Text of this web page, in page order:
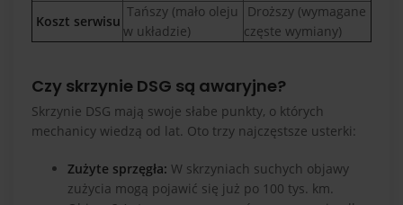
Koszt serwisu
Tańszy (mało oleju
w układzie)
Droższy (wymagane
częste wymiany)
Czy skrzynie DSG są awaryjne?
Skrzynie DSG mają swoje słabe punkty, o których
mechanicy wiedzą od lat. Oto trzy najczęstsze usterki:
Zużyte sprzęgła: W skrzyniach suchych objawy
zużycia mogą pojawić się już po 100 tys. km.